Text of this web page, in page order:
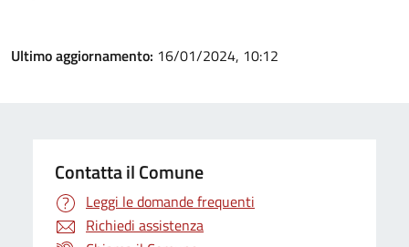
Ultimo aggiornamento: 16/01/2024, 10:12
Contatta il Comune
Leggi le domande frequenti
Richiedi assistenza